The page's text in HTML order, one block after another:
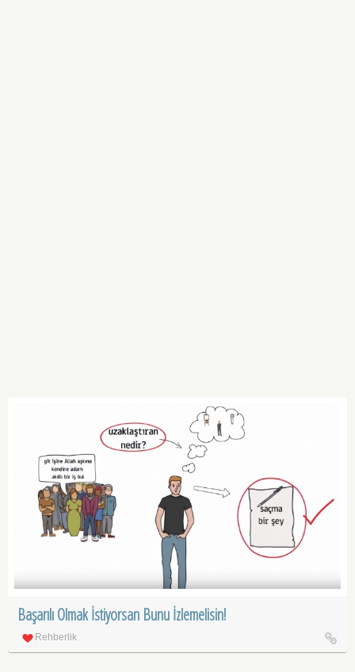
Başarılı Olmak İstiyorsan Bunu İzlemelisin!
Rehberlik